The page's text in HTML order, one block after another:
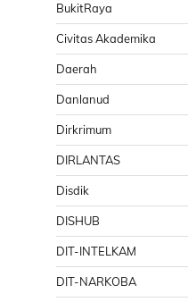
BukitRaya
Civitas Akademika
Daerah
Danlanud
Dirkrimum
DIRLANTAS
Disdik
DISHUB
DIT-INTELKAM
DIT-NARKOBA